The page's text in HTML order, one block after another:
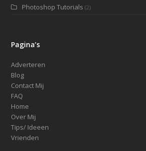
Photoshop Tutorials (2)
Pagina’s
Adverteren
Blog
Contact Mij
FAQ
Home
Over Mij
Tips/ Ideeen
Vrienden